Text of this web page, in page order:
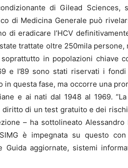
di Gilead Sciences,
di Medicina Generale può
di eradicare l’HCV
trattate oltre 250mila
in popolazioni chiave
e l’89 sono stati riservati i
questa fase, ma occorre una
e ai nati dal 1948 al 1969.
di un test gratuito e dei
– ha sottolineato Alessandro
è impegnata su questo
Guida aggiornate, sistemi